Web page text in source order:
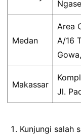
Medan
Area
A/16
Makassar
Jl.
Kunjungi salah